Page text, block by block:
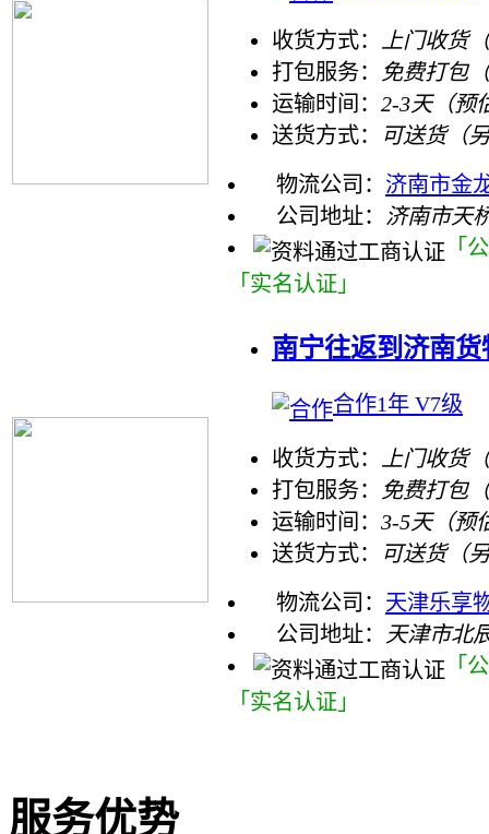
收货方式：
上门收货
打包服务：
免费打包
运输时间： 2-3天（预
送货方式：
可送货（
物流公司： 济南市金
公司地址： 济南市天
「
「实名认证」
南宁往返到济南
合作1年 V7级
收货方式：
上门收货
打包服务：
免费打包
运输时间： 3-5天（预
送货方式：
可送货（
物流公司： 天津乐享
公司地址：
天津市北
「
「实名认证」
服务优势